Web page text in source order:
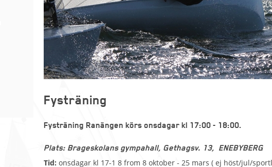
Fysträning
Fysträning Ranängen körs onsdagar kl 17:00 - 18:00.
Plats: Brageskolans gympahall, Gethagsv. 13, ENEBYBERG
Tid: onsdagar kl 17-1 8 from 8 oktober - 25 mars ( ej höst/jul/